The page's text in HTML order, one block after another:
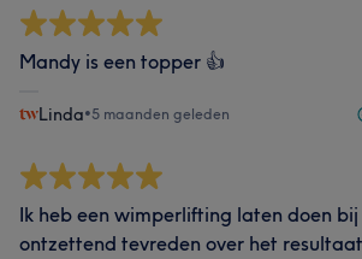
Mandy is een topper 👍
Linda•5 maanden geleden
Ik heb een wimperlifting laten doen
ontzettend tevreden over het